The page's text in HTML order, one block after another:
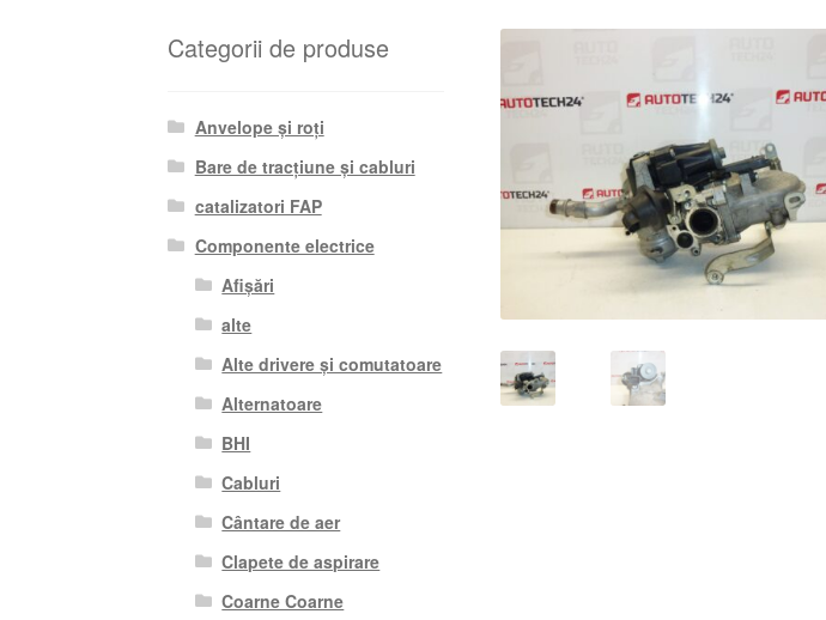
Categorii de produse
Anvelope și roți
Bare de tracțiune și cabluri
catalizatori FAP
Componente electrice
Afișări
alte
Alte drivere și comutatoare
Alternatoare
BHI
Cabluri
Cântare de aer
Clapete de aspirare
Coarne Coarne